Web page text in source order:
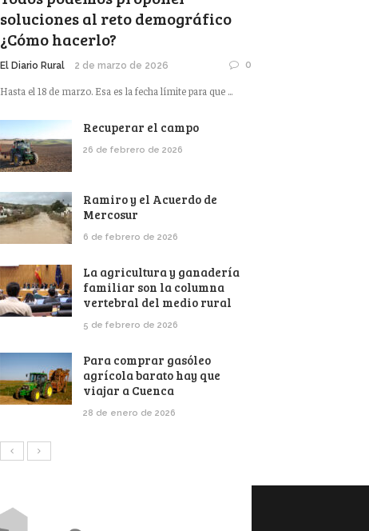
soluciones al reto demográfico
¿Cómo hacerlo?
El Diario Rural 2 de marzo de 2026 0
Hasta el 18 de marzo. Esa es la fecha límite para que ...
Recuperar el campo
26 de febrero de 2026
Ramiro y el Acuerdo de
Mercosur
6 de febrero de 2026
La agricultura y ganadería
familiar son la columna
vertebral del medio rural
5 de febrero de 2026
Para comprar gasóleo
agrícola barato hay que
viajar a Cuenca
28 de enero de 2026